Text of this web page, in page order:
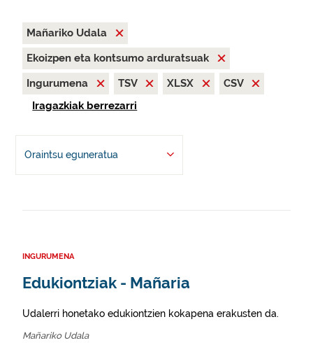
Mañariko Udala
Ekoizpen eta kontsumo arduratsuak
Ingurumena
TSV XLSX
CSV
Iragazkiak berrezarri
Oraintsu eguneratua
INGURUMENA
Edukiontziak - Mañaria
Udalerri honetako edukiontzien kokapena erakusten da.
Mañariko Udala